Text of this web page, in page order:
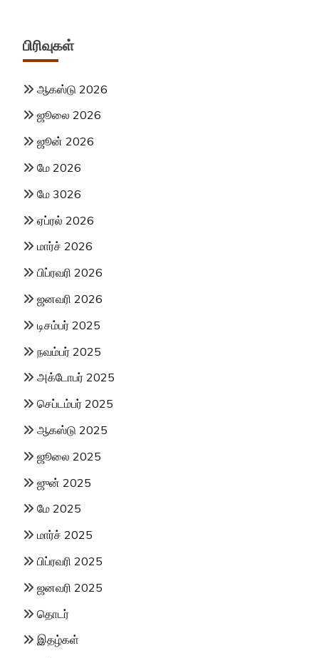
பிரிவுகள்
ஆகஸ்டு 2026
ஜூலை 2026
ஜூன் 2026
மே 2026
மே 3026
ஏப்ரல் 2026
மார்ச் 2026
பிப்ரவரி 2026
ஜனவரி 2026
டிசம்பர் 2025
நவம்பர் 2025
அக்டோபர் 2025
செப்டம்பர் 2025
ஆகஸ்டு 2025
ஜூலை 2025
ஜுன் 2025
மே 2025
மார்ச் 2025
பிப்ரவரி 2025
ஜனவரி 2025
தொடர்
இதழ்கள்